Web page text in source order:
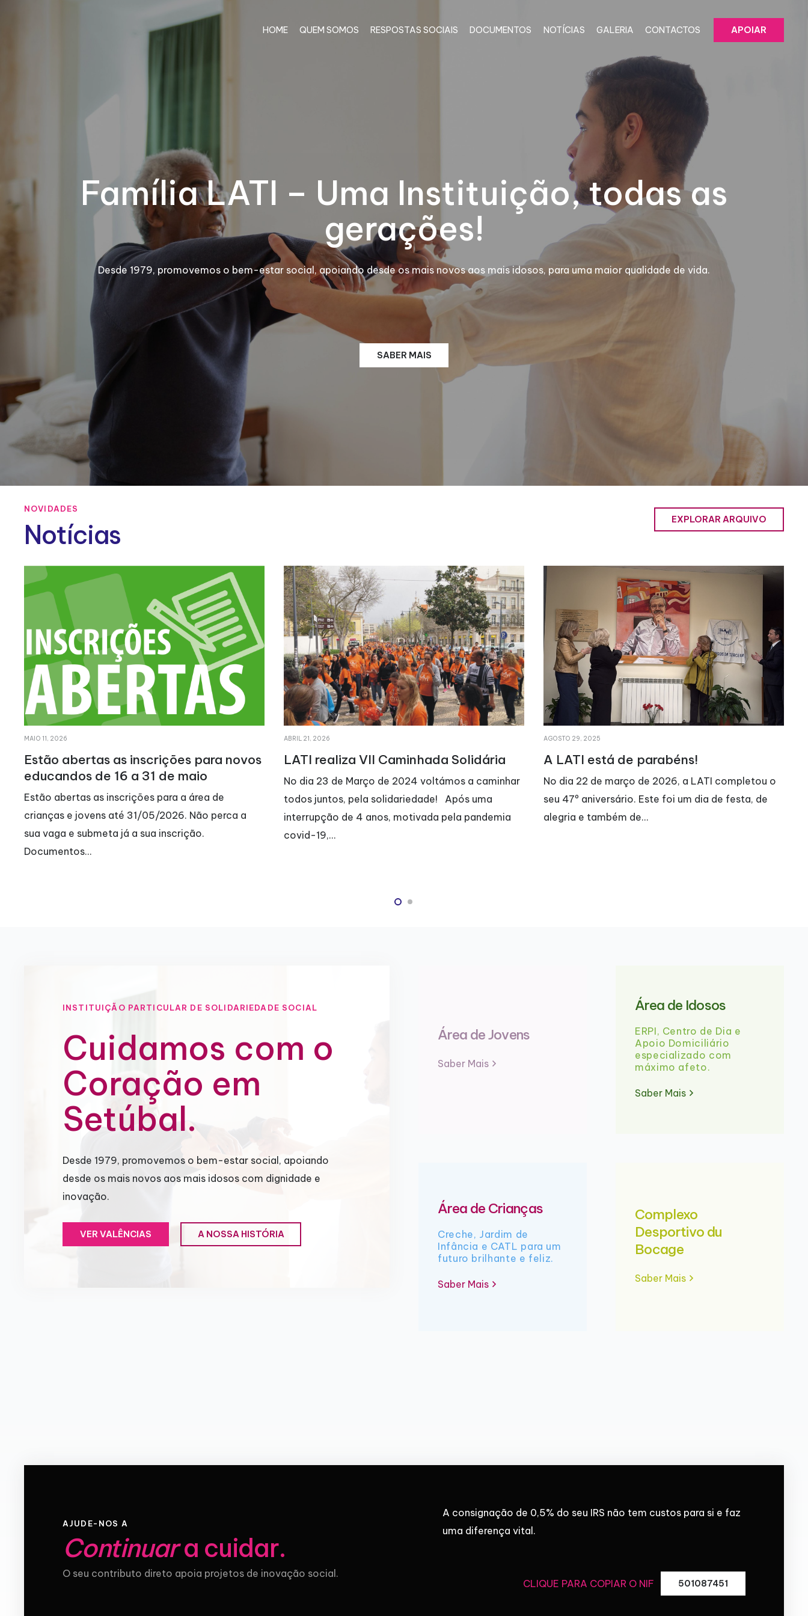
HOME QUEM SOMOS RESPOSTAS SOCIAIS DOCUMENTOS NOTÍCIAS GALERIA CONTACTOS APOIAR
Família LATI – Uma Instituição, todas as
gerações!
Desde 1979, promovemos o bem-estar social, apoiando desde os mais novos aos mais idosos, para uma maior qualidade de vida.
SABER MAIS
NOVIDADES
Notícias EXPLORAR ARQUIVO
ABRIL 21, 2026
LATI realiza VII Caminhada Solidária
No dia 23 de Março de 2024 voltámos a caminhar
todos juntos, pela solidariedade! Após uma
interrupção de 4 anos, motivada pela pandemia
covid-19,…
AGOSTO 29, 2025
A LATI está de parabéns!
No dia 22 de março de 2026, a LATI completou o
seu 47º aniversário. Este foi um dia de festa, de
alegria e também de…
MAIO 11, 2026
Convocatória Assembleia Geral
Ordinária 31-03-2026 (18h30)
Relatório de Atividades e Contas
A Assembleia Geral Ordinária será realizada a 31-
INSTITUIÇÃO PARTICULAR DE SOLIDARIEDADE SOCIAL
Cuidamos com o
Coração em
Setúbal.
Desde 1979, promovemos o bem-estar social, apoiando
desde os mais novos aos mais idosos com dignidade e
inovação.
VER VALÊNCIAS A NOSSA HISTÓRIA
Área de Jovens
Saber Mais
Área de Idosos
ERPI, Centro de Dia e
Apoio Domiciliário
especializado com
máximo afeto.
Saber Mais
Área de Crianças
Creche, Jardim de
Infância e CATL para um
futuro brilhante e feliz.
Saber Mais
Complexo
Desportivo du
Bocage
Saber Mais
AJUDE-NOS A
Continuara cuidar.
O seu contributo direto apoia projetos de inovação social.
A consignação de 0,5% do seu IRS não tem custos para si e faz
uma diferença vital.
CLIQUE PARA COPIAR O NIF 501087451